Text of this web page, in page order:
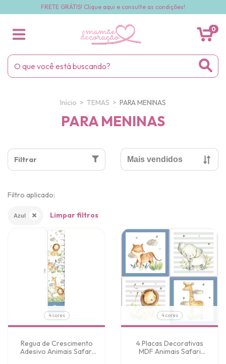
FRETE GRÁTIS! Clique aqui e consulte as condições!
0
Início > TEMAS > PARA MENINAS
PARA MENINAS
Filtrar
Filtro aplicado:
Azul Limpar filtros
4 cores
Regua de Crescimento
Adesivo Animais Safari
4 cores
4 Placas Decorativas
MDF Animais Safari